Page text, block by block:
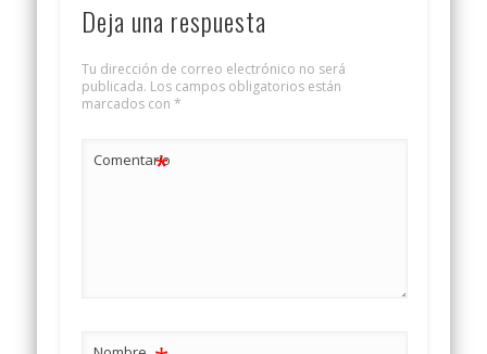
Deja una respuesta
Tu dirección de correo electrónico no será
publicada. Los campos obligatorios están
marcados con *
Comentario
*